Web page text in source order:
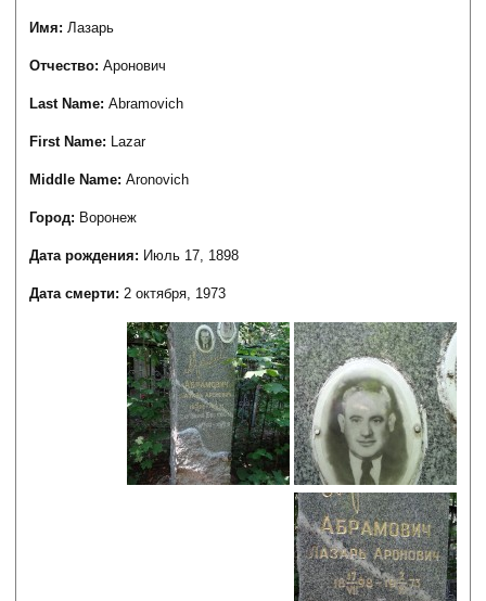
Имя:Лазарь
Отчество:Аронович
Last Name:Abramovich
First Name: Lazar
Middle Name:Aronovich
Город: Воронеж
Дата рождения: Июль 17, 1898
Дата смерти:2 октября, 1973